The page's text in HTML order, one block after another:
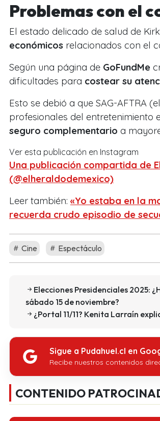
Problemas con el
El estado delicado de salud de
económicos relacionados con el
Según una página de GoFundMe
dificultades para costear su
Esto se debió a que SAG-AFTRA
profesionales del entretenimiento
seguro complementario a
Ver esta publicación en Instagram
Una publicación compartida de
(@elheraldodemexico)
Leer también: «Yo estaba en la
recuerda crudo episodio de
Cine Espectáculo
Elecciones Presidenciales 2025:
sábado 15 de noviembre?
¿Portal 11/11? Kenita Larraín
Sigue a Pudahuel.cl en
Recibe nuestros contenidos
CONTENIDO